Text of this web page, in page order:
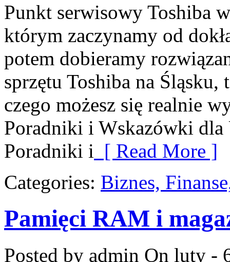
Punkt serwisowy Toshiba
którym zaczynamy od
potem dobieramy
sprzętu Toshiba na
czego możesz się realnie
Poradniki i Wskazówki
Poradniki i [ Read More ]
Categories: Biznes,
Pamięci RAM i
Posted by admin On luty -